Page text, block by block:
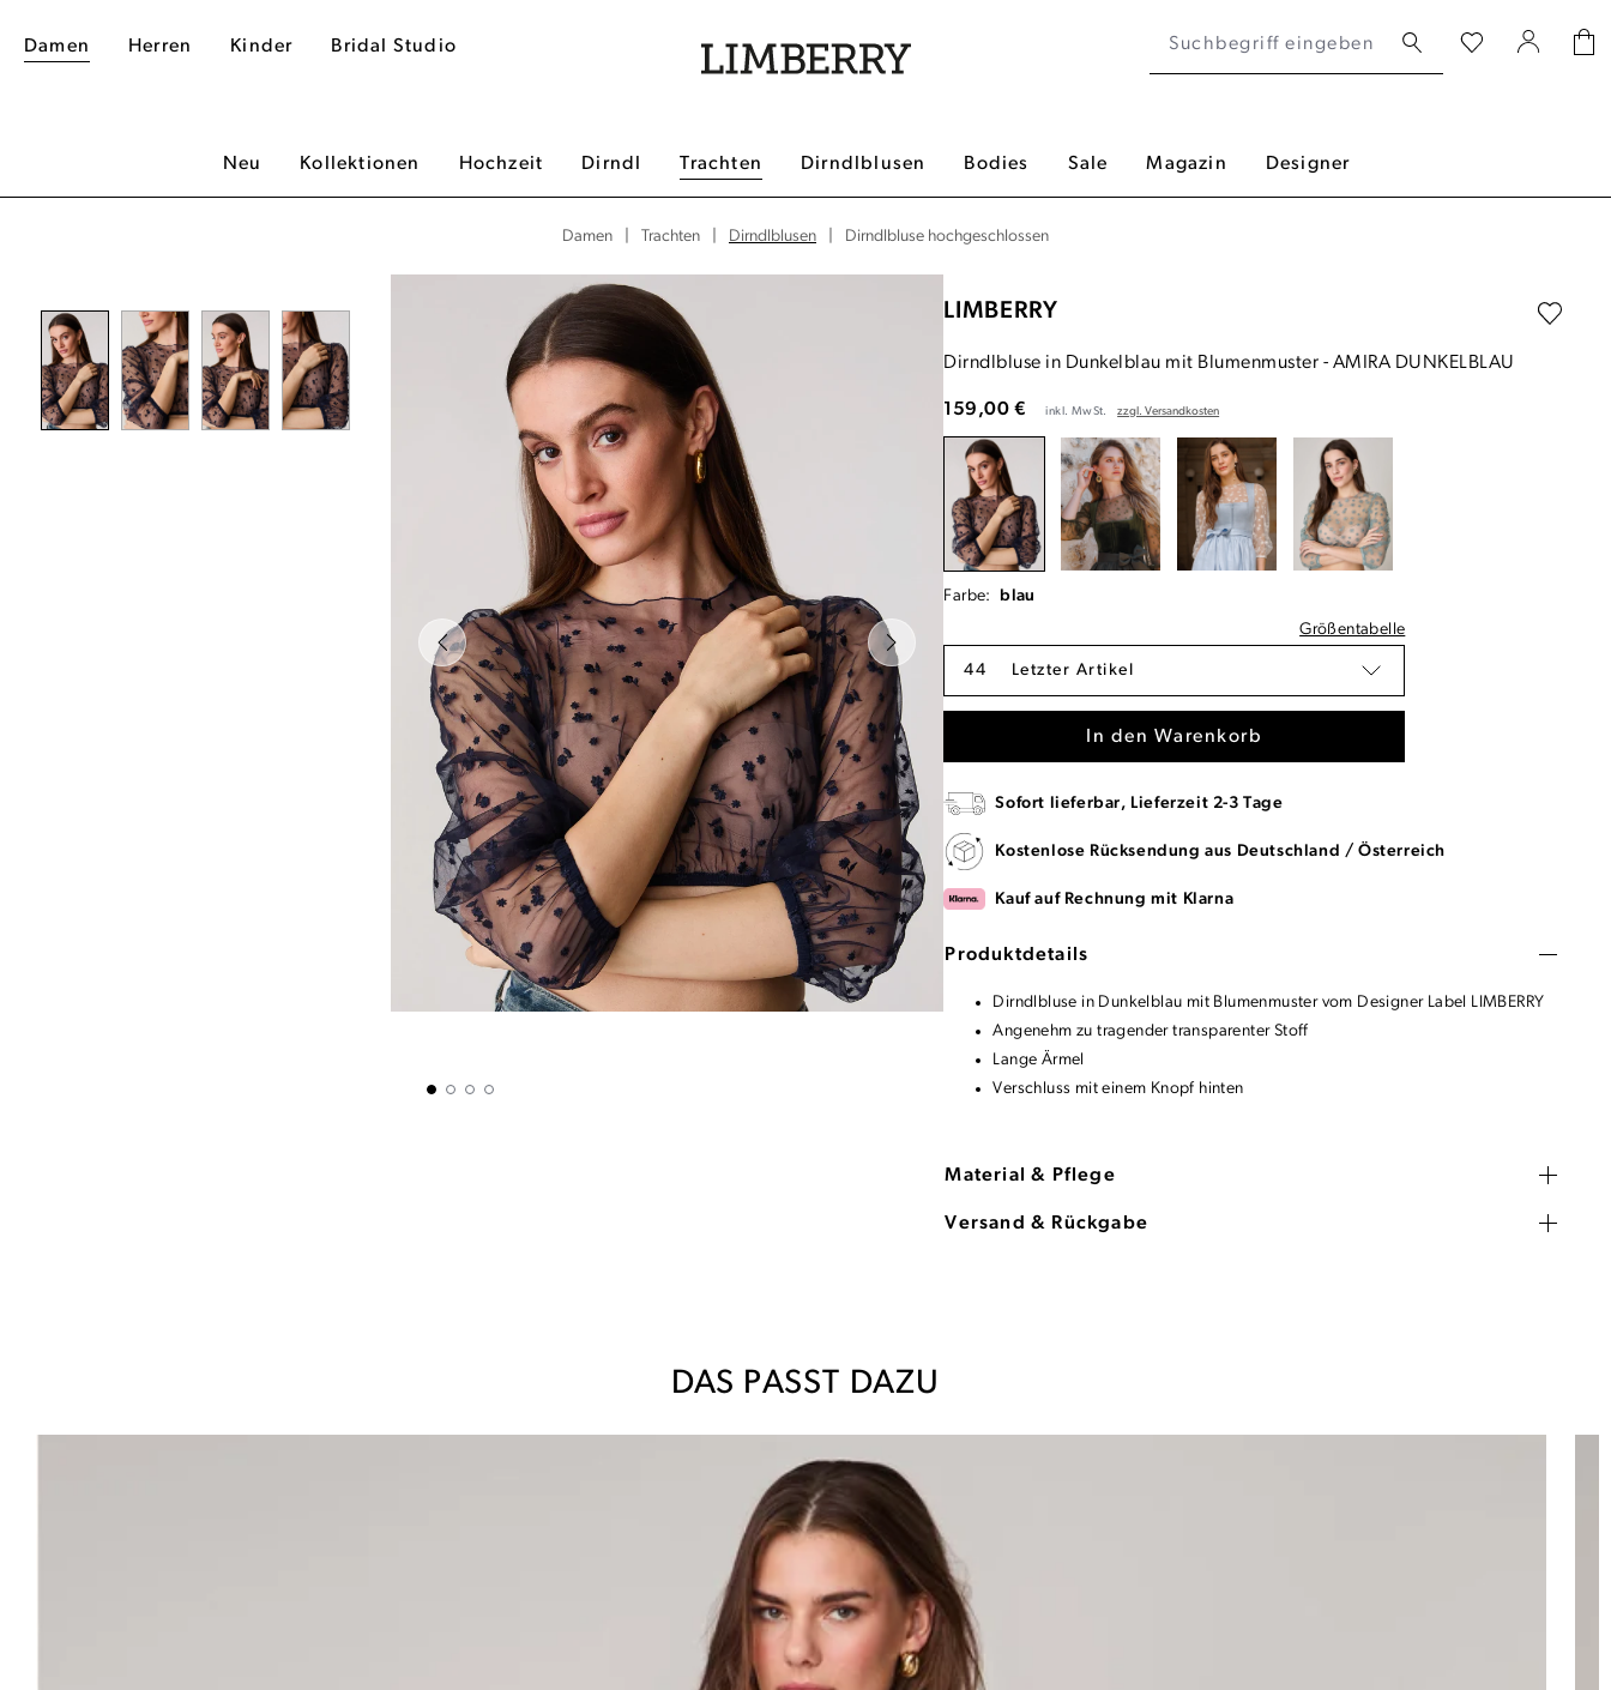
Damen Herren Kinder Bridal Studio
Neu Kollektionen Hochzeit Dirndl Trachten Dirndlblusen Bodies Sale Magazin Designer
Damen Trachten Dirndlblusen Dirndlbluse hochgeschlossen
LIMBERRY
Dirndlbluse in Dunkelblau mit Blumenmuster - AMIRA DUNKELBLAU
159,00 € inkl. MwSt. zzgl. Versandkosten
Farbe:
blau
Größentabelle
44 Letzter Artikel
In den Warenkorb
Sofort lieferbar, Lieferzeit 2-3 Tage
Kostenlose Rücksendung aus Deutschland / Österreich
Kauf auf Rechnung mit Klarna
Produktdetails
Dirndlbluse in Dunkelblau mit Blumenmuster vom Designer Label LIMBERRY
Angenehm zu tragender transparenter Stoff
Lange Ärmel
Verschluss mit einem Knopf hinten
Material & Pflege
Versand & Rückgabe
DAS PASST DAZU